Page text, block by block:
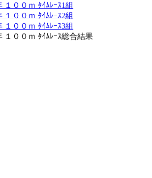
１００ｍ ﾀｲﾑﾚｰｽ1組
１００ｍ ﾀｲﾑﾚｰｽ2組
１００ｍ ﾀｲﾑﾚｰｽ3組
１００ｍ ﾀｲﾑﾚｰｽ総合結果